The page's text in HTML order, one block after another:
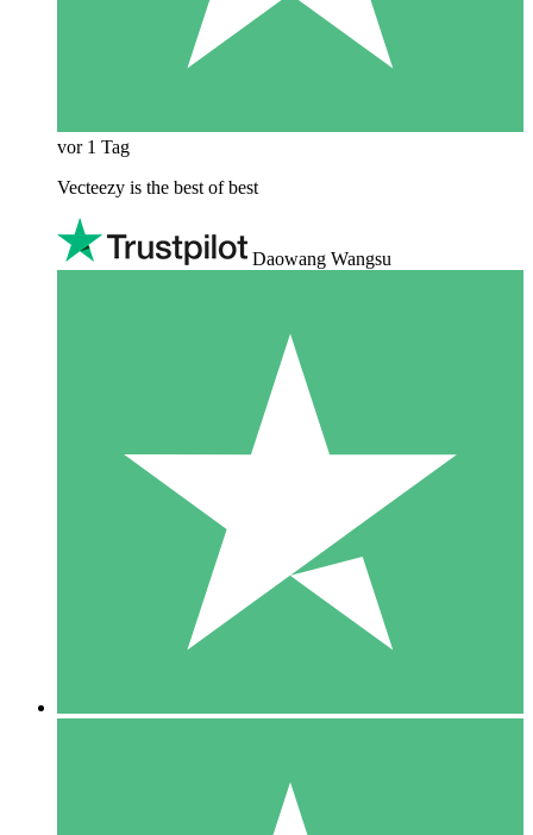
vor 1 Tag
Vecteezy is the best of best
Daowang Wangsu